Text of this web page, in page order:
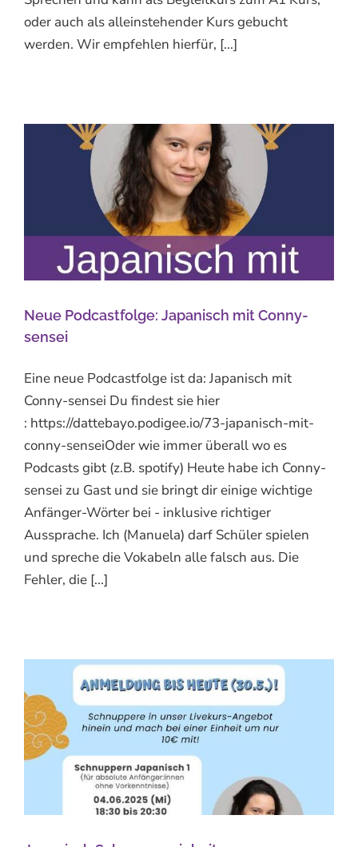
oder auch als alleinstehender Kurs gebucht
werden. Wir empfehlen hierfür, [...]
Neue Podcastfolge: Japanisch mit Conny-
sensei
Eine neue Podcastfolge ist da: Japanisch mit
Conny-sensei Du findest sie hier
: https://dattebayo.podigee.io/73-japanisch-mit-
conny-senseiOder wie immer überall wo es
Podcasts gibt (z.B. spotify) Heute habe ich Conny-
sensei zu Gast und sie bringt dir einige wichtige
Anfänger-Wörter bei - inklusive richtiger
Aussprache. Ich (Manuela) darf Schüler spielen
und spreche die Vokabeln alle falsch aus. Die
Fehler, die [...]